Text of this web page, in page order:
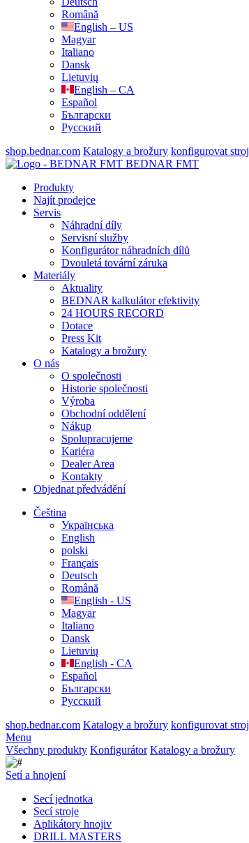
Română
English – US
Magyar
Italiano
Dansk
Lietuvių
English – CA
Español
Български
Русский
shop.bednar.com Katalogy a brožury konfigurovat stroj
BEDNAR FMT
Produkty
Najít prodejce
Servis
Náhradní díly
Servisní služby
Konfigurátor náhradních dílů
Dvouletá tovární záruka
Materiály
Aktuality
BEDNAR kalkulátor efektivity
24 HOURS RECORD
Dotace
Press Kit
Katalogy a brožury
O nás
O společnosti
Historie společnosti
Výroba
Obchodní oddělení
Nákup
Spolupracujeme
Kariéra
Dealer Area
Kontakty
Objednat předvádění
Čeština
Українська
English
polski
Français
Deutsch
Română
English - US
Magyar
Italiano
Dansk
Lietuvių
English - CA
Español
Български
Русский
shop.bednar.com Katalogy a brožury konfigurovat stroj
Menu
Všechny produkty Konfigurátor Katalogy a brožury
Setí a hnojení
Secí jednotka
Secí stroje
Aplikátory hnojiv
DRILL MASTERS